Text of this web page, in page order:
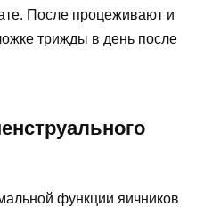
После процеживают и
трижды в день после
функции яичников